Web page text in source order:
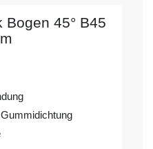
45° B45